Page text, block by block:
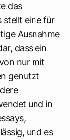
das
stellt eine für
Ausnahme
dass ein
nur mit
genutzt
und in
und es